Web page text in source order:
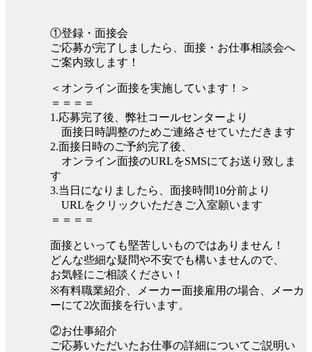
①登録・面接会
ご応募が完了しましたら、面接・お仕事相談会へ
ご案内致します！
＜オンライン面接を実施しています！＞
＝＝＝＝
1.応募完了後、弊社コールセンターより
面接日時調整のためご連絡させていただきます
2.面接日時のご予約完了後、
オンライン面接のURLをSMSにてお送り致しま
す
3.当日になりましたら、面接時間10分前より
URLをクリックいただきご入室願います
＝＝＝＝
面接といっても堅苦しいものではありません！
どんな些細な疑問や不安でも構いませんので、
お気軽にご相談ください！
※有料職業紹介、メーカー面接雇用の場合、メーカ
ーにて2次面接を行います。
②お仕事紹介
ご応募いただいたお仕事の詳細についてご説明い